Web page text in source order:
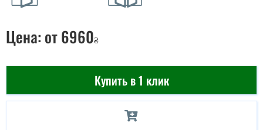
Цена: от 6960₴
Купить в 1 клик